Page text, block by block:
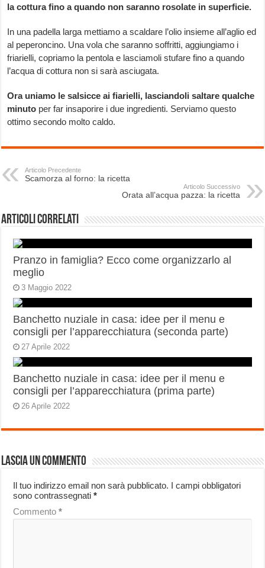
la cottura fino a quando non saranno rosolate in superficie.
In una padella larga mettiamo a scaldare l’olio insieme all’aglio ed
al peperoncino. Una vola che saranno soffritti, aggiungiamo i
friarielli, copriamo la pentola e lasciamoli stufare fino a quando
l’acqua di cottura non si sarà asciugata.
Ora uniamo le salsicce ai fiarielli, lasciandoli saltare qualche
minuto per far insaporire i due ingredienti. Serviamo questo
ottimo secondo molto caldo.
Articolo Precedente
Scamorza al forno: la ricetta
Articolo Successivo
Orata all’acqua pazza: la ricetta
Articoli correlati
Pranzo in famiglia? Ecco come organizzarlo al
meglio
3 Maggio 2022
Banchetto nuziale in casa: idee per il menu e
consigli per l’apparecchiatura (seconda parte)
27 Aprile 2022
Banchetto nuziale in casa: idee per il menu e
consigli per l’apparecchiatura (prima parte)
26 Aprile 2022
Lascia un commento
Il tuo indirizzo email non sarà pubblicato. I campi obbligatori
sono contrassegnati*
Commento*